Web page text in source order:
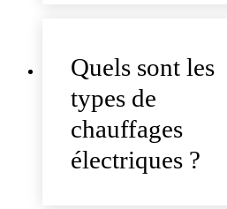
Quels sont les
types de
chauffages
électriques ?